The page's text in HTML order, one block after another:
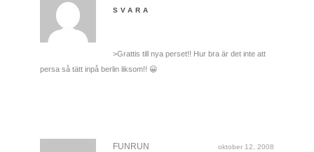
SVARA
>Grattis till nya perset!! Hur bra är det inte att
persa så tätt inpå berlin liksom!! 😀
oktober 12, 2008
FUNRUN